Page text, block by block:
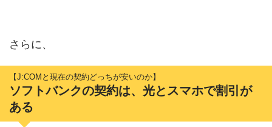
さらに、
【J:COMと現在の契約どっちが安いのか】
ソフトバンクの契約は、光とスマホで割引が
ある